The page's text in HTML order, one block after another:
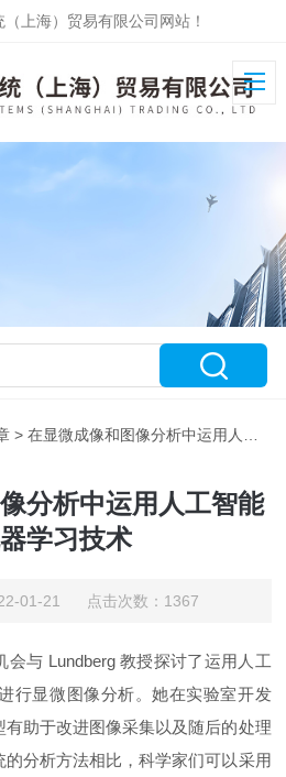
上海）贸易有限公司网站！
> 在显微成像和图像分析中运用人工智能和机器学习技术
分析中运用人工智能
学习技术
01-21 点击次数：1367
会与 Lundberg 教授探讨了运用人工
行显微图像分析。她在实验室开发
助于改进图像采集以及随后的处理
分析方法相比，科学家们可以采用